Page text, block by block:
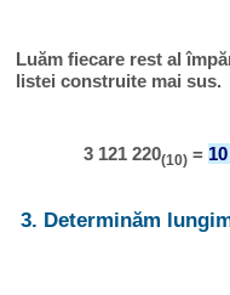
Luăm fiecare rest al
listei construite mai sus.
3 121 220(10)=
3. Determinăm